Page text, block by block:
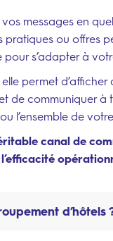
messages en
ou offres
s’adapter à
permet
de communiquer
l’ensemble de
canal de
d’hôtels